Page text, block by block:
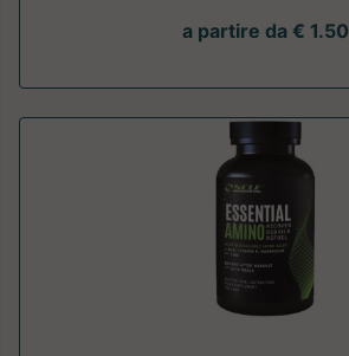
a partire da € 1.50